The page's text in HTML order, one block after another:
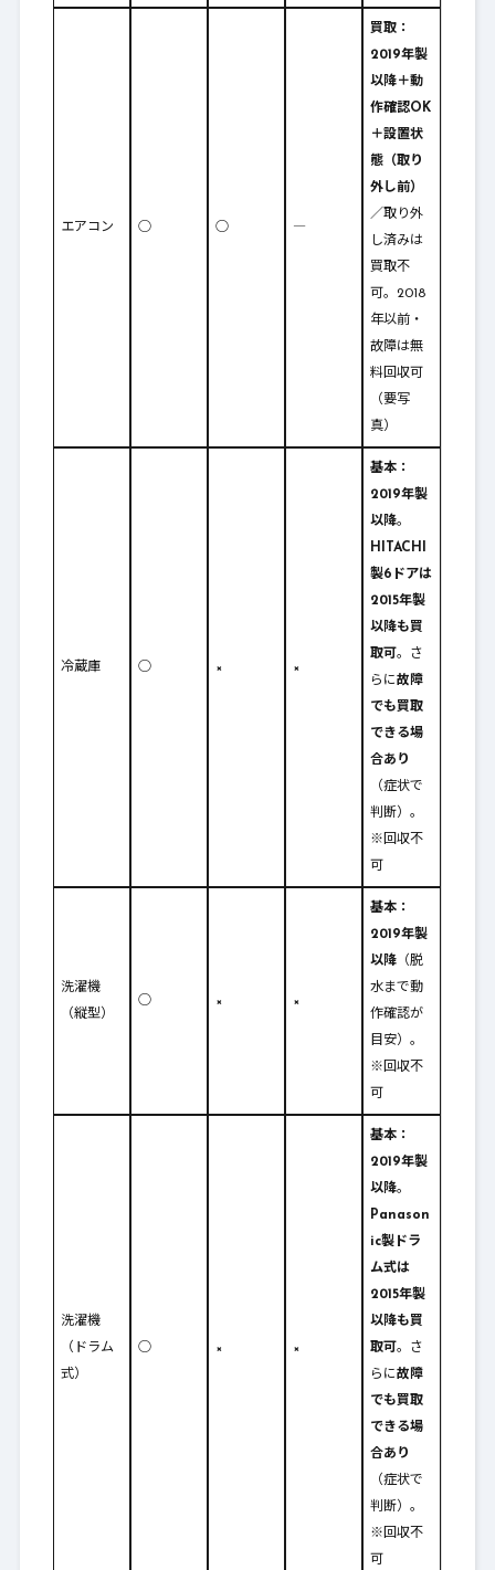
エアコン ○ ○ ―
買取：
2019年製
以降＋動
作確認OK
＋設置状
態（取り
外し前）
／取り外
し済みは
買取不
可。2018
年以前・
故障は無
料回収可
（要写
真）
冷蔵庫 ○ × ×
基本：
2019年製
以降。
HITACHI
製6ドアは
2015年製
以降も買
取可 。さ
らに故障
でも買取
できる場
合あり
（症状で
判断）。
※回収不
可
洗濯機
（縦型）
○ × ×
基本：
2019年製
以降 （脱
水まで動
作確認が
目安）。
※回収不
可
洗濯機
（ドラム
式）
○ × ×
基本：
2019年製
以降。
Panason
ic製ドラ
ム式は
2015年製
以降も買
取可 。さ
らに故障
でも買取
できる場
合あり
（症状で
判断）。
※回収不
可